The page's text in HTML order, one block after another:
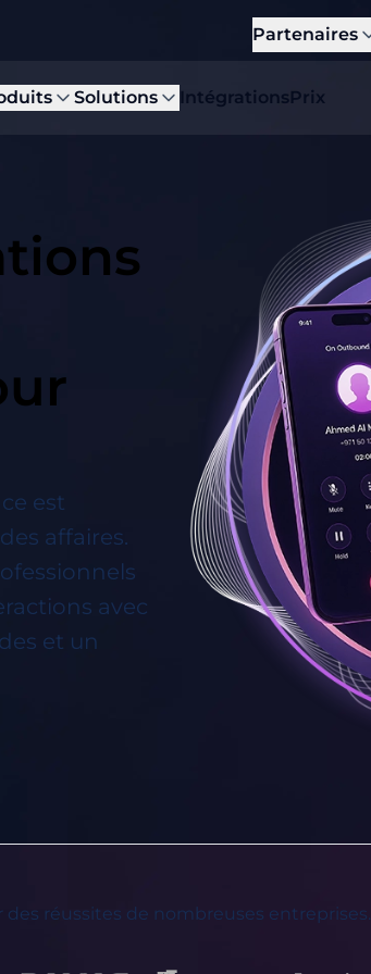
Partenaires
Solutions IntégrationsPrix
est
affaires.
avec
et un
réussites de nombreuses entreprises.